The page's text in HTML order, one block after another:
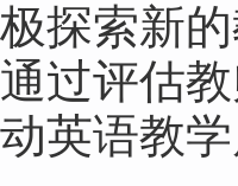
极探索新
通过评估
动英语教